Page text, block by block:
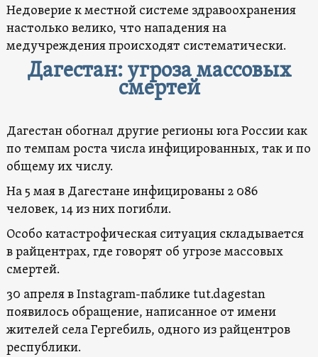
Недоверие к местной системе здравоохранения
настолько велико, что нападения на
медучреждения происходят систематически.
Дагестан: угроза массовых
смертей
Дагестан обогнал другие регионы юга России как
по темпам роста числа инфицированных, так и по
общему их числу.
На 5 мая в Дагестане инфицированы 2 086
человек, 14 из них погибли.
Особо катастрофическая ситуация складывается
в райцентрах, где говорят об угрозе массовых
смертей.
30 апреля в Instagram-паблике tut.dagestan
появилось обращение, написанное от имени
жителей села Гергебиль, одного из райцентров
республики.